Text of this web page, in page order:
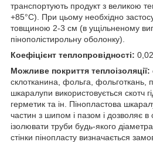
транспортують продукт з великою
+85°С). При цьому необхідно
товщиною 2-3 см (в ущільненому
пінополістирольну оболонку).
Коефіцієнт теплопровідності:
Можливе покриття теплоізоляції:
склотканина, фольга, фольготкань,
шкаралупи використовується скотч
герметик та ін. Пінопластова
частин з шипом і пазом і дозволяє в
ізолювати труби будь-якого
стінки пінопласту визначається